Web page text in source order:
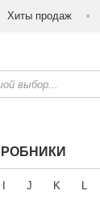
Хиты продаж
J K L